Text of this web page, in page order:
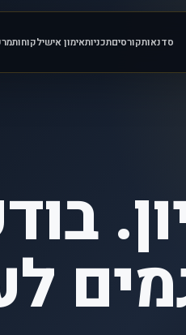
סדנאותקורסיםתכניותאימון אישילקוחות